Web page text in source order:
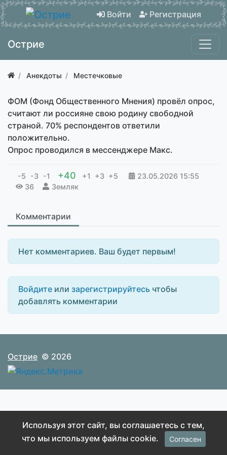
Войти Регистрация
Острие
Анекдоты Местечковые
ФОМ (Фонд Общественного Мнения) провёл опрос,
считают ли россияне свою родину свободной
страной. 70% респондентов ответили
положительно.
Опрос проводился в мессенджере Макс.
-5 -3 -1 +40 +1 +3 +5 23.05.2026 15:55
36
Земляк
Комментарии
Нет комментариев. Ваш будет первым!
Войдите или зарегистрируйтесь чтобы
добавлять комментарии
Острие © 2026
Используя этот сайт, вы соглашаетесь с тем,
что мы используем файлы cookie.
Согласен